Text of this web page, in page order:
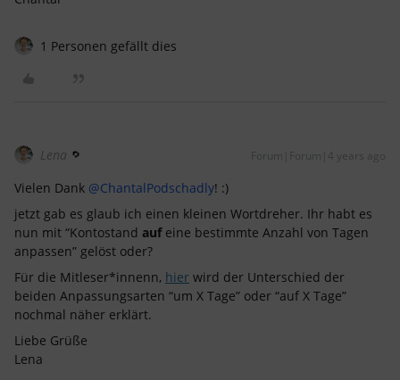
1 Personen gefällt dies
Lena Forum|Forum|4 years ago
Vielen Dank @ChantalPodschadly! :)
jetzt gab es glaub ich einen kleinen Wortdreher. Ihr habt es
nun mit “Kontostand aufeine bestimmte Anzahl von Tagen
anpassen” gelöst oder?
Für die Mitleser*innenn, hier wird der Unterschied der
beiden Anpassungsarten “um X Tage” oder “auf X Tage”
nochmal näher erklärt.
Liebe Grüße
Lena